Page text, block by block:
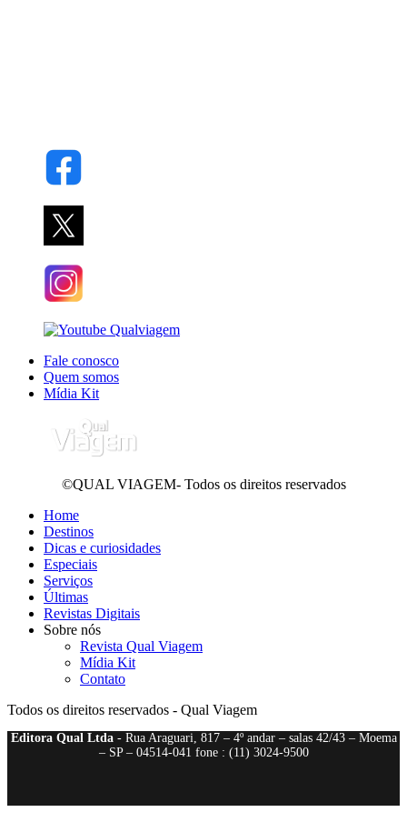
Fale conosco
Quem somos
Mídia Kit
©QUAL VIAGEM- Todos os direitos reservados
Home
Destinos
Dicas e curiosidades
Especiais
Serviços
Últimas
Revistas Digitais
Sobre nós
Revista Qual Viagem
Mídia Kit
Contato
Todos os direitos reservados - Qual Viagem
Editora Qual Ltda- Rua Araguari, 817 – 4º andar – salas 42/43 – Moema
– SP – 04514-041 fone : (11) 3024-9500